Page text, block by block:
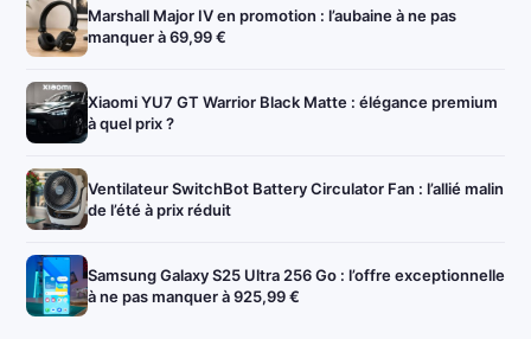
Marshall Major IV en promotion : l’aubaine à ne pas
manquer à 69,99 €
Xiaomi YU7 GT Warrior Black Matte : élégance premium
à quel prix ?
Ventilateur SwitchBot Battery Circulator Fan : l’allié malin
de l’été à prix réduit
Samsung Galaxy S25 Ultra 256 Go : l’offre exceptionnelle
à ne pas manquer à 925,99 €